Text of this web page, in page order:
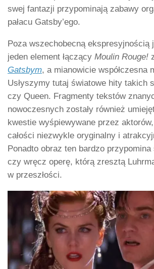
swej fantazji przypominają zabawy
pałacu Gatsby’ego.
Poza wszechobecną ekspresyjnością
jeden element łączący Moulin Rouge!
Gatsbym, a mianowicie współczesna
Usłyszymy tutaj światowe hity takich
czy Queen. Fragmenty tekstów
nowoczesnych zostały również
kwestie wyśpiewywane przez aktorów,
całości niezwykle oryginalny i
Ponadto obraz ten bardzo
czy wręcz operę, którą zresztą
w przeszłości.